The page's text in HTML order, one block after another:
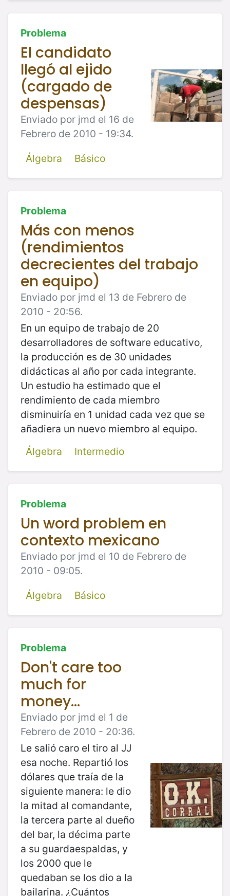
Problema
El candidato
llegó al ejido
(cargado de
despensas)
Enviado por jmd el 16 de
Febrero de 2010 - 19:34.
Álgebra
Básico
Problema
Más con menos
(rendimientos
decrecientes del trabajo
en equipo)
Enviado por jmd el 13 de Febrero de
2010 - 20:56.
En un equipo de trabajo de 20
desarrolladores de software educativo,
la producción es de 30 unidades
didácticas al año por cada integrante.
Un estudio ha estimado que el
rendimiento de cada miembro
disminuiría en 1 unidad cada vez que se
añadiera un nuevo miembro al equipo.
Álgebra
Intermedio
Problema
Un word problem en
contexto mexicano
Enviado por jmd el 10 de Febrero de
2010 - 09:05.
Álgebra
Básico
Problema
Don't care too
much for
money...
Enviado por jmd el 1 de
Febrero de 2010 - 20:36.
Le salió caro el tiro al JJ
esa noche. Repartió los
dólares que traía de la
siguiente manera: le dio
la mitad al comandante,
la tercera parte al dueño
del bar, la décima parte
a su guardaespaldas, y
los 2000 que le
quedaban se los dio a la
bailarina. ¿Cuántos